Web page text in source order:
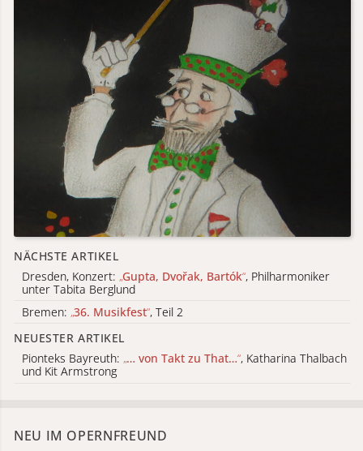
NÄCHSTE ARTIKEL
Dresden, Konzert: „Gupta, Dvořak, Bartók“, Philharmoniker
unter Tabita Berglund
Bremen: „36. Musikfest“, Teil 2
NEUESTER ARTIKEL
Pionteks Bayreuth: „… von Takt zu That…“, Katharina Thalbach
und Kit Armstrong
NEU IM OPERNFREUND